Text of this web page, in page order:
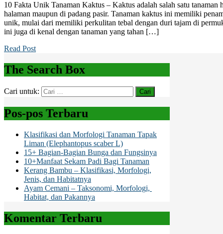
10 Fakta Unik Tanaman Kaktus – Kaktus adalah salah satu tanaman
halaman maupun di padang pasir. Tanaman kaktus ini memiliki
unik, mulai dari memiliki perkulitan tebal dengan duri tajam di
ini juga di kenal dengan tanaman yang tahan […]
Read Post
The Search Box
Cari untuk:
Pos-pos Terbaru
Klasifikasi dan Morfologi Tanaman Tapak
Liman (Elephantopus scaber L)
15+ Bagian-Bagian Bunga dan Fungsinya
10+Manfaat Sekam Padi Bagi Tanaman
Kerang Bambu – Klasifikasi, Morfologi,
Jenis, dan Habitatnya
Ayam Cemani – Taksonomi, Morfologi,
Habitat, dan Pakannya
Komentar Terbaru